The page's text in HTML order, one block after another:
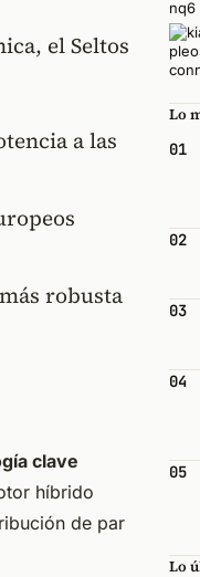
el Seltos
a las
robusta
clave
híbrido
de par
Lo
01
02
03
04
05
Lo